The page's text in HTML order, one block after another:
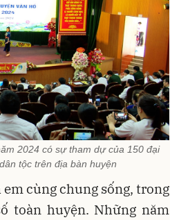
2024 có sự tham dự của 150 đại
tộc trên địa bàn huyện
em cùng chung sống, trong
toàn huyện. Những năm